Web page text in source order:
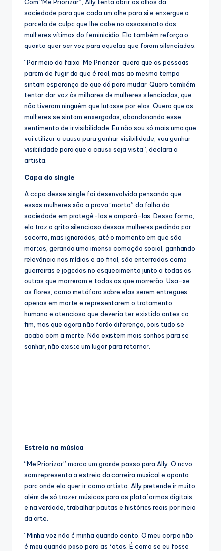
Com “Me Priorizar”, Ally tenta abrir os olhos da
sociedade para que cada um olhe para si e enxergue a
parcela de culpa que lhe cabe no assassinato das
mulheres vítimas do feminicídio. Ela também reforça o
quanto quer ser voz para aquelas que foram silenciadas.
“Por meio da faixa ‘Me Priorizar’ quero que as pessoas
parem de fugir do que é real, mas ao mesmo tempo
sintam esperança de que dá para mudar. Quero também
tentar dar voz às milhares de mulheres silenciadas, que
não tiveram ninguém que lutasse por elas. Quero que as
mulheres se sintam enxergadas, abandonando esse
sentimento de invisibilidade. Eu não sou só mais uma que
vai utilizar a causa para ganhar visibilidade, vou ganhar
visibilidade para que a causa seja vista”, declara a
artista.
Capa do single
A capa desse single foi desenvolvida pensando que
essas mulheres são a prova “morta” da falha da
sociedade em protegê-las e ampará-las. Dessa forma,
ela traz o grito silencioso dessas mulheres pedindo por
socorro, mas ignoradas, até o momento em que são
mortas, gerando uma imensa comoção social, ganhando
relevância nas mídias e ao final, são enterradas como
guerreiras e jogadas no esquecimento junto a todas as
outras que morreram e todas as que morrerão. Usa-se
as flores, como metáfora sobre elas serem entregues
apenas em morte e representarem o tratamento
humano e atencioso que deveria ter existido antes do
fim, mas que agora não farão diferença, pois tudo se
acaba com a morte. Não existem mais sonhos para se
sonhar, não existe um lugar para retornar.
Estreia na música
“Me Priorizar” marca um grande passo para Ally. O novo
som representa a estreia da carreira musical e aponta
para onde ela quer ir como artista. Ally pretende ir muito
além de só trazer músicas para as plataformas digitais,
e na verdade, trabalhar pautas e histórias reais por meio
da arte.
“Minha voz não é minha quando canto. O meu corpo não
é meu quando poso para as fotos. É como se eu fosse